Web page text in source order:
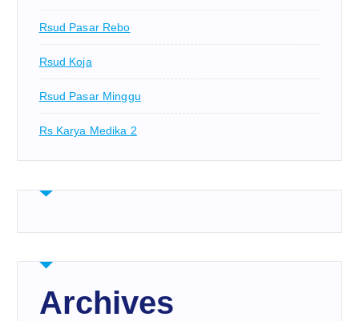
Rsud Pasar Rebo
Rsud Koja
Rsud Pasar Minggu
Rs Karya Medika 2
Archives